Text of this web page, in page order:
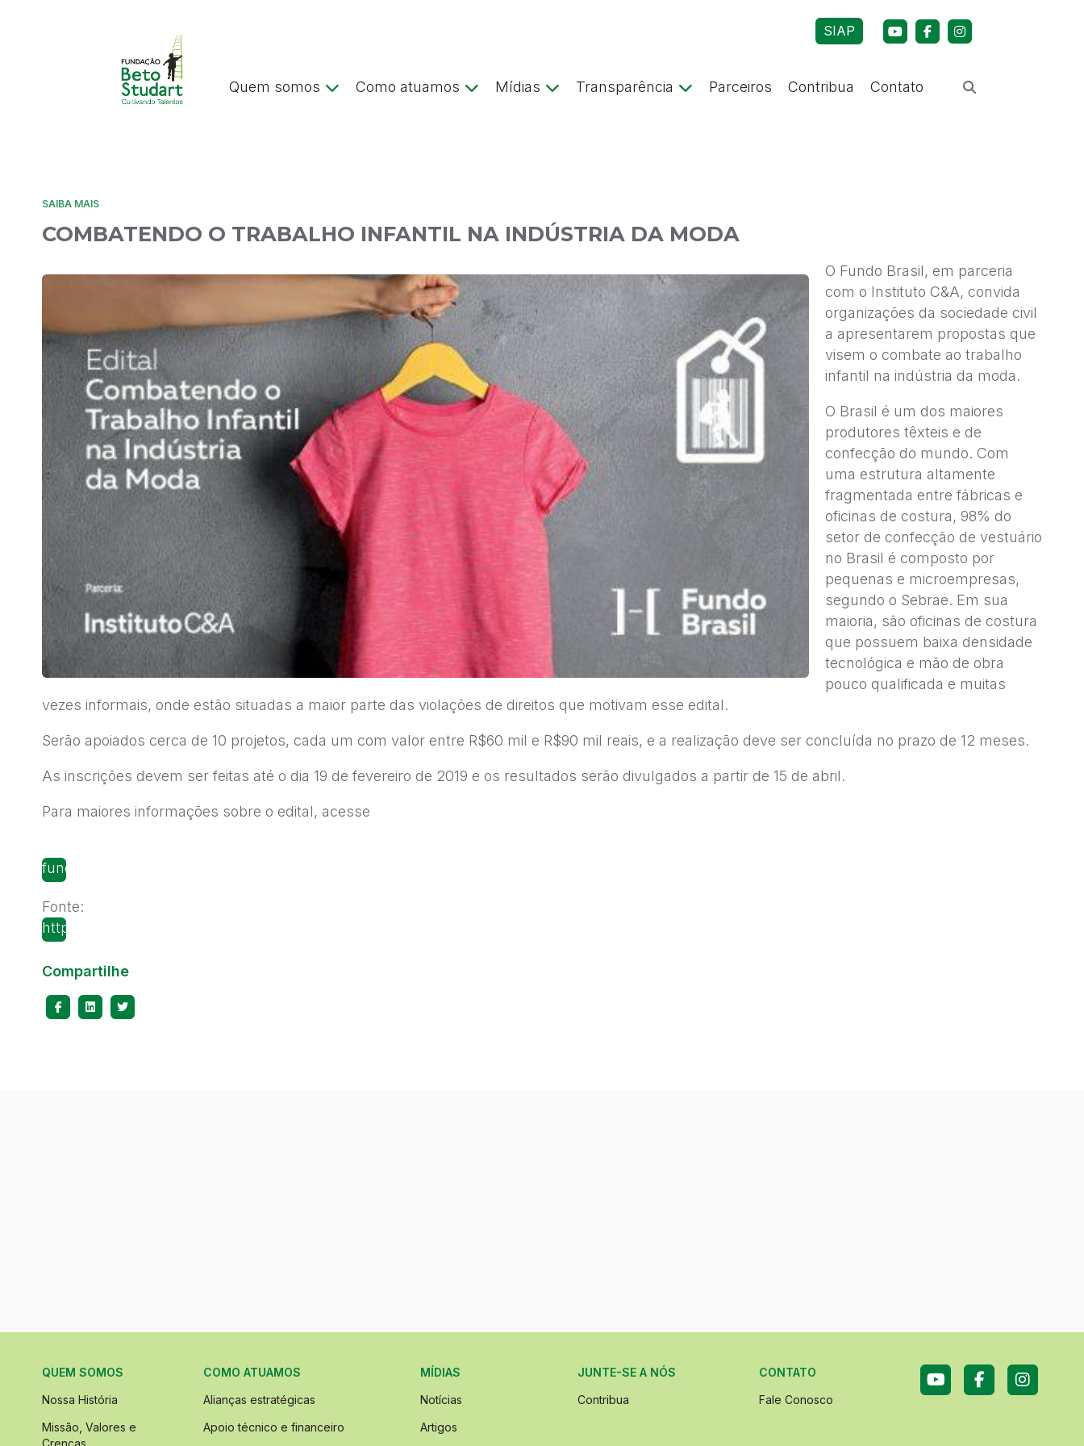
SIAP
Quem somos Como atuamos Mídias Transparência Parceiros Contribua Contato
SAIBA MAIS
COMBATENDO O TRABALHO INFANTIL NA INDÚSTRIA DA MODA
O Fundo Brasil, em parceria
com o Instituto C&A, convida
organizações da sociedade civil
a apresentarem propostas que
visem o combate ao trabalho
infantil na indústria da moda.
O Brasil é um dos maiores
produtores têxteis e de
confecção do mundo. Com
uma estrutura altamente
fragmentada entre fábricas e
oficinas de costura, 98% do
setor de confecção de vestuário
no Brasil é composto por
pequenas e microempresas,
segundo o Sebrae. Em sua
maioria, são oficinas de costura
que possuem baixa densidade
tecnológica e mão de obra
pouco qualificada e muitas
vezes informais, onde estão situadas a maior parte das violações de direitos que motivam esse edital.
Serão apoiados cerca de 10 projetos, cada um com valor entre R$60 mil e R$90 mil reais, e a realização deve ser concluída no prazo de 12 meses.
As inscrições devem ser feitas até o dia 19 de fevereiro de 2019 e os resultados serão divulgados a partir de 15 de abril.
Para maiores informações sobre o edital, acesse
fundodireitoshumanos.org.br/
Fonte:
https://fundodireitoshumanos.org.br/edital/combatendo-
_ga=2.123695561.397476492.1549292555-
Compartilhe
QUEM SOMOS
Nossa História
Missão, Valores e
Crenças
COMO ATUAMOS
Alianças estratégicas
Apoio técnico e financeiro
MÍDIAS
Notícias
Artigos
JUNTE-SE A NÓS
Contribua
CONTATO
Fale Conosco